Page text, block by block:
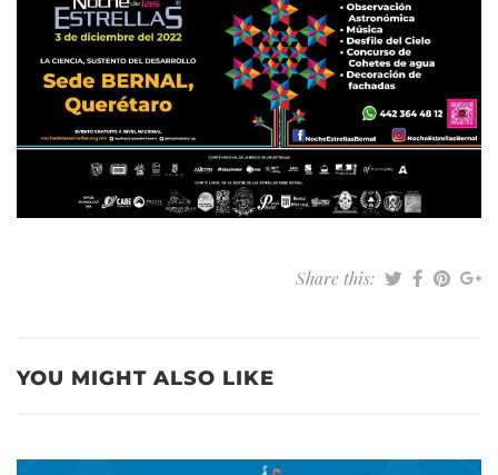
Share this:
YOU MIGHT ALSO LIKE